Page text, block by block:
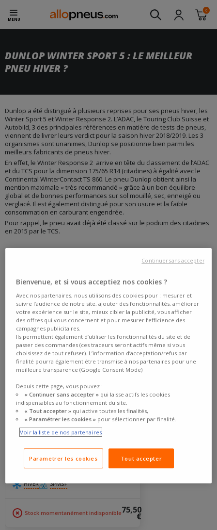
MENU
0
DUNLOP WINTER SPORT 5 : LE MEILLEUR
PNEU HIVER ?
Dunlop a été distingué à plusieurs reprises pour ses pneus hiver, les
Winter Sport 5 et Winter Response 2. L’ADAC, le Touring Club Suisse et
Autobild, 3 des principales références en matière de tests de pneus,
viennent de livrer leurs verdict pour la saison hiver 2018/2019. Les 3
organismes sont unanimes, Dunlop se positionne bien parmi les
meilleurs fabricants de pneus hiver.
En effet, le Winter Response 2 arrive en tête du classement de l’ADAC
et du TCS pour la dimension 175/65 R14 (citadines) à égalité avec le
Continental WinterContact TS 860. Le pneu Dunlop obtient ainsi la
mention maximale « très recommandé » grâce à un bon équilibre
global et de bonnes performances sur sol mouillé, sec, enneigé ou
verglacé. Il est également distingué pour son usure et la faible
consommation en carburant engendrée.
Pour rappel, le pneu avait déjà été classé sur le podium des citadines
en 2015 par le TCS.
70
4,3/5 (294 avis)
PNEU DUNLOP SP WINTER
RESPONSE 2
175/65R14 82T3PMSF‚M+S‚
HIVER 3PMSF
75,50
€
Stock momentanément indisponible
Bienvenue, et si vous acceptiez nos cookies ?
Avec nos partenaires, nous utilisons des cookies pour : mesurer et
suivre l’audience de notre site, ajouter des fonctionnalités, améliorer
votre expérience sur le site, mieux cibler la publicité, vous afficher
des offres qui vous concernent et pour mesurer l’efficience des
campagnes publicitaires.
Ils permettent également d’utiliser les fonctionnalités du site et de
passer des commandes (ces traceurs seront actifs même si vous
choisissez de tout refuser). L’information d’acceptation/refus par
finalité pourra également être transmise à nos partenaires pour une
meilleure transparence (Google Consent Mode)
Depuis cette page, vous pouvez :
« Continuer sans accepter »qui laisse actifs les cookies
indispensables au fonctionnement du site,
« Tout accepter »qui active toutes les finalités,
« Paramétrer les cookies »pour sélectionner par finalité.
Voir la liste de nos partenaires
Parametrer les cookies Tout accepter
Continuer sans accepter